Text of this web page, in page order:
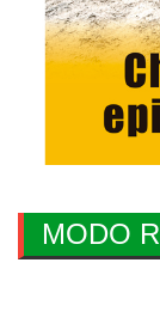
MODO